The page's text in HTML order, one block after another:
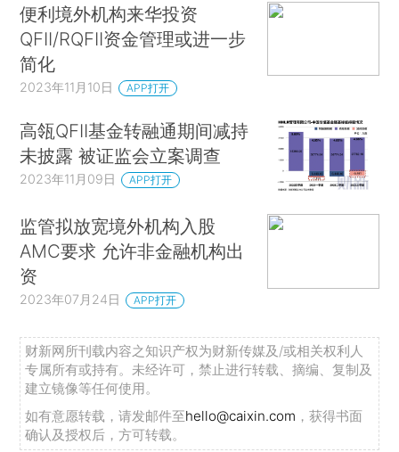
便利境外机构来华投资
QFII/RQFII资金管理或进一步
简化
2023年11月10日 APP打开
高瓴QFII基金转融通期间减持
未披露 被证监会立案调查
2023年11月09日 APP打开
监管拟放宽境外机构入股
AMC要求 允许非金融机构出
资
2023年07月24日 APP打开
财新网所刊载内容之知识产权为财新传媒及/或相关权利人
专属所有或持有。未经许可，禁止进行转载、摘编、复制及
建立镜像等任何使用。
如有意愿转载，请发邮件至hello@caixin.com ，获得书面
确认及授权后，方可转载。